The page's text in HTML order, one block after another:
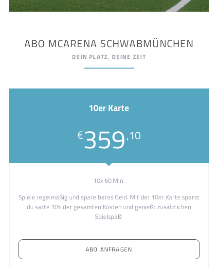
ABO MCARENA SCHWABMÜNCHEN
DEIN PLATZ, DEINE ZEIT
10er Karte
€359,10
10x 60 Min.
Spiele regelmäßig und spare bares Geld. Mit der 10er Karte sparst
du satte 10% der gesamten Kosten und genießt zusätzlichen
Spielspaß!
ABO ANFRAGEN